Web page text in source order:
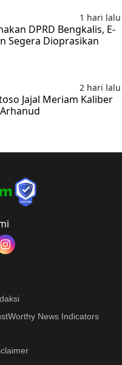
1 hari lalu
DPRD Bengkalis, E-
Segera Dioprasikan
2 hari lalu
Jajal Meriam Kaliber
News Indicators